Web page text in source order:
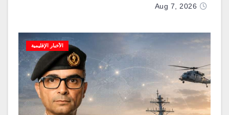
Aug 7, 2026
الأخبار الإقليمية